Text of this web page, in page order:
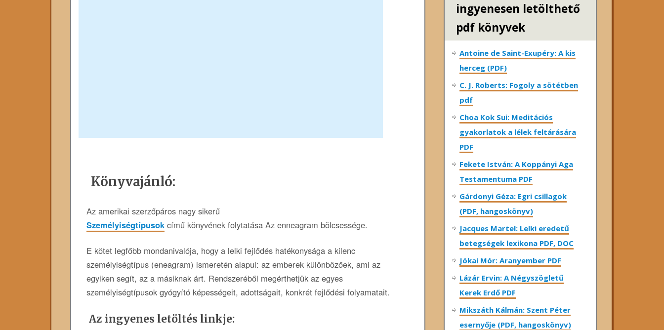
Könyvajánló:
Az amerikai szerzőpáros nagy sikerű
Személyiségtípusok című könyvének folytatása Az enneagram bölcsessége.
E kötet legfőbb mondanivalója, hogy a lelki fejlődés hatékonysága a kilenc
személyiségtípus (eneagram) ismeretén alapul: az emberek különbözőek, ami az
egyiken segít, az a másiknak árt. Rendszeréből megérthetjük az egyes
személyiségtípusok gyógyító képességeit, adottságait, konkrét fejlődési folyamatait.
Az ingyenes letöltés linkje:
ingyenesen letölthető
pdf könyvek
Antoine de Saint-Exupéry: A kis
herceg (PDF)
C. J. Roberts: Fogoly a sötétben
pdf
Choa Kok Sui: Meditációs
gyakorlatok a lélek feltárására
PDF
Fekete István: A Koppányi Aga
Testamentuma PDF
Gárdonyi Géza: Egri csillagok
(PDF, hangoskönyv)
Jacques Martel: Lelki eredetű
betegségek lexikona PDF, DOC
Jókai Mór: Aranyember PDF
Lázár Ervin: A Négyszögletű
Kerek Erdő PDF
Mikszáth Kálmán: Szent Péter
esernyője (PDF, hangoskönyv)